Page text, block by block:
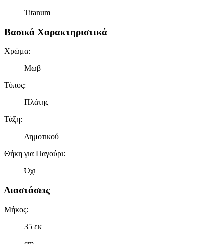
Titanum
Βασικά Χαρακτηριστικά
Χρώμα:
Μωβ
Τύπος:
Πλάτης
Τάξη:
Δημοτικού
Θήκη για Παγούρι:
Όχι
Διαστάσεις
Μήκος:
35 εκ